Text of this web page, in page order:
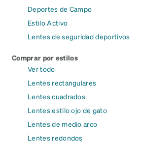
Deportes de Campo
Estilo Activo
Lentes de seguridad deportivos
Comprar por estilos
Ver todo
Lentes rectangulares
Lentes cuadrados
Lentes estilo ojo de gato
Lentes de medio arco
Lentes redondos